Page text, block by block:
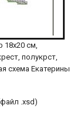
см,
полукрст,
схема Екатерины
.xsd)